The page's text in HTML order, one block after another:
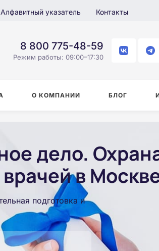
Алфавитный указатель Контакты
8 800 775-48-59
Режим работы: 09:00–17:30
О КОМПАНИИ БЛОГ
дело.
в
подготовка и